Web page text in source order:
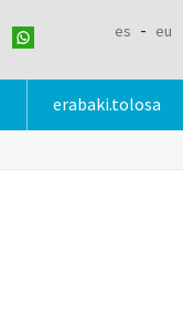
es eu
erabaki.tolosa